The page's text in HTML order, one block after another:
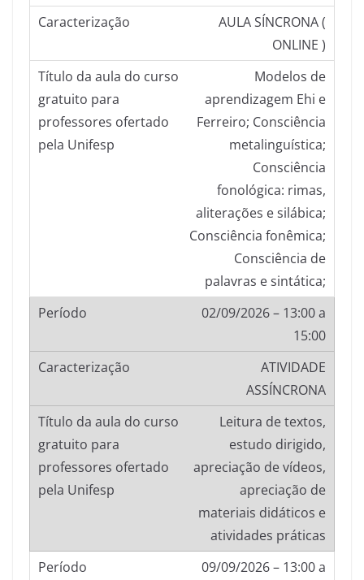
AULA SÍNCRONA (
ONLINE )
Modelos de
aprendizagem Ehi e
Ferreiro; Consciência
metalinguística;
Consciência
fonológica: rimas,
aliterações e silábica;
Consciência fonêmica;
Consciência de
palavras e sintática;
02/09/2026 – 13:00 a
15:00
ATIVIDADE
ASSÍNCRONA
Leitura de textos,
estudo dirigido,
apreciação de vídeos,
apreciação de
materiais didáticos e
atividades práticas
09/09/2026 – 13:00 a